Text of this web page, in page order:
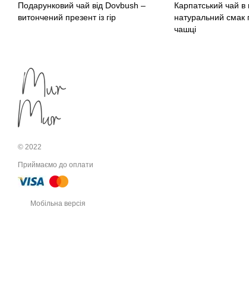
Подарунковий чай від Dovbush –
витончений презент із гір
Карпатський чай в
натуральний смак
чашці
© 2022
Приймаємо до оплати
Мобільна версія